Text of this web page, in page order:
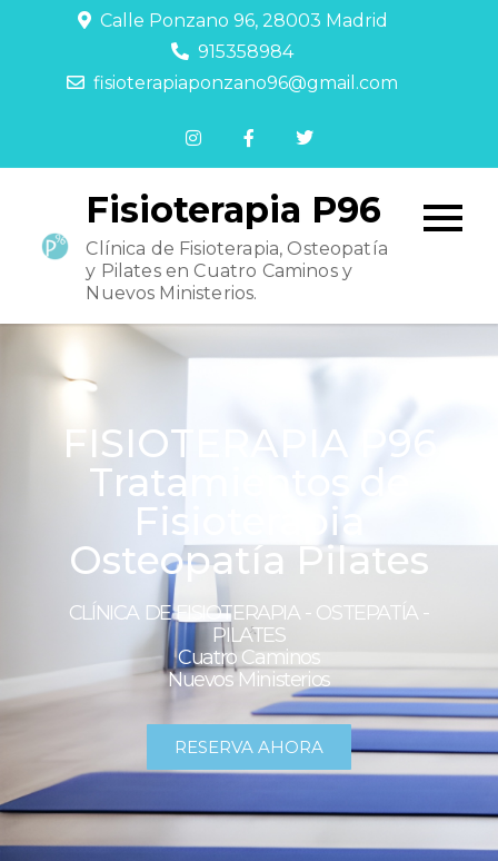
Calle Ponzano 96, 28003 Madrid
915358984
fisioterapiaponzano96@gmail.com
Fisioterapia P96
Clínica de Fisioterapia, Osteopatía
y Pilates en Cuatro Caminos y
Nuevos Ministerios.
FISIOTERAPIA P96
Tratamientos de
Fisioterapia
Osteopatía Pilates
CLÍNICA DE FISIOTERAPIA - OSTEPATÍA -
PILATES
Cuatro Caminos
Nuevos Ministerios
RESERVA AHORA